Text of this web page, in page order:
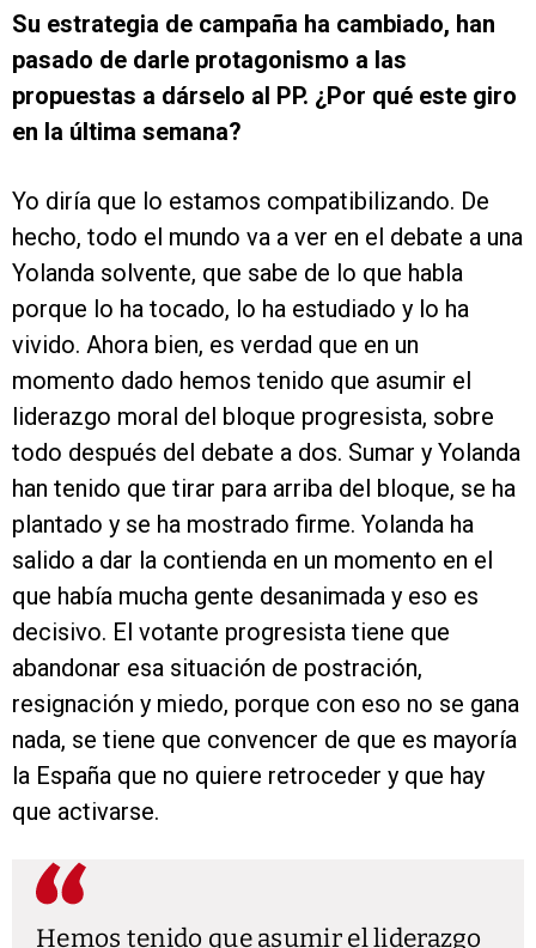
Su estrategia de campaña ha cambiado, han
pasado de darle protagonismo a las
propuestas a dárselo al PP. ¿Por qué este giro
en la última semana?
Yo diría que lo estamos compatibilizando. De
hecho, todo el mundo va a ver en el debate a una
Yolanda solvente, que sabe de lo que habla
porque lo ha tocado, lo ha estudiado y lo ha
vivido. Ahora bien, es verdad que en un
momento dado hemos tenido que asumir el
liderazgo moral del bloque progresista, sobre
todo después del debate a dos. Sumar y Yolanda
han tenido que tirar para arriba del bloque, se ha
plantado y se ha mostrado firme. Yolanda ha
salido a dar la contienda en un momento en el
que había mucha gente desanimada y eso es
decisivo. El votante progresista tiene que
abandonar esa situación de postración,
resignación y miedo, porque con eso no se gana
nada, se tiene que convencer de que es mayoría
la España que no quiere retroceder y que hay
que activarse.
Hemos tenido que asumir el liderazgo